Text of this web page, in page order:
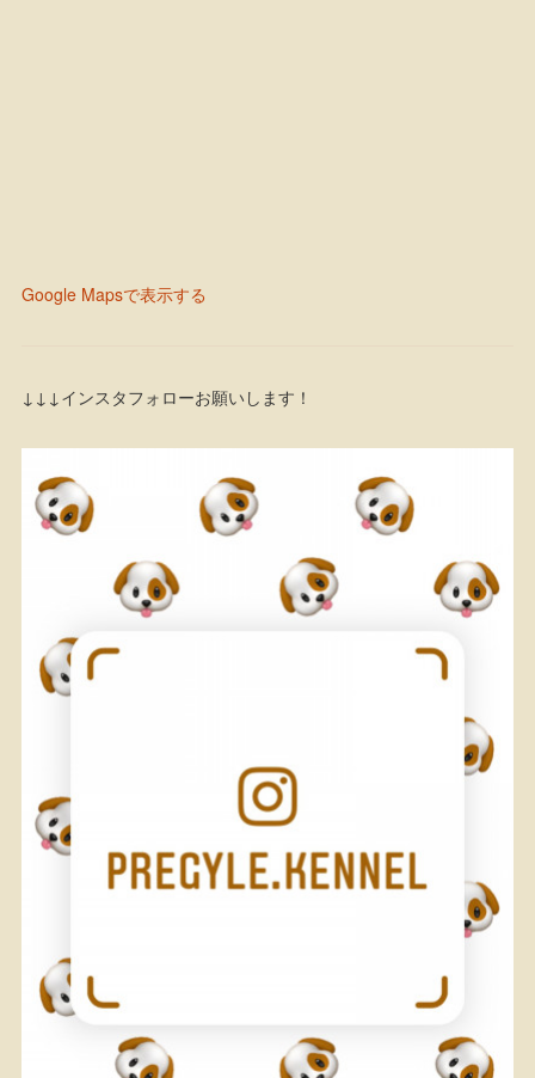
Google Mapsで表示する
↓↓↓インスタフォローお願いします！